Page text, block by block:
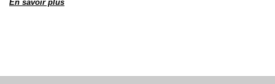
En savoir plus